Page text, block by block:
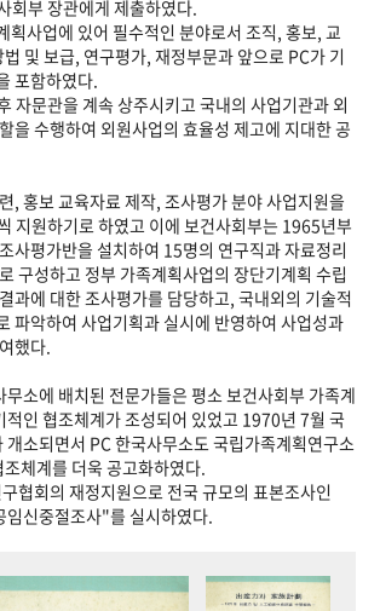
회부 장관에게 제출하였다.
획사업에 있어 필수적인 분야로서 조직, 홍보, 교
및 보급, 연구평가, 재정부문과 앞으로 PC가 기
포함하였다.
자문관을 계속 상주시키고 국내의 사업기관과 외
을 수행하여 외원사업의 효율성 제고에 지대한 공
, 홍보 교육자료 제작, 조사평가 분야 사업지원을
지원하기로 하였고 이에 보건사회부는 1965년부
사평가반을 설치하여 15명의 연구직과 자료정리
구성하고 정부 가족계획사업의 장단기계획 수립
과에 대한 조사평가를 담당하고, 국내외의 기술적
파악하여 사업기획과 실시에 반영하여 사업성과
했다.
소에 배치된 전문가들은 평소 보건사회부 가족계
적인 협조체계가 조성되어 있었고 1970년 7월 국
개소되면서 PC 한국사무소도 국립가족계획연구소
체계를 더욱 공고화하였다.
협회의 재정지원으로 전국 규모의 표본조사인
임신중절조사"를 실시하였다.